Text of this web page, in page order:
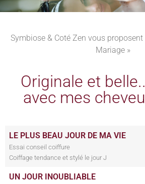
Symbiose & Coté Zen vous
Mariage »
Originale et
avec mes
LE PLUS BEAU JOUR DE MA VIE
Essai conseil coiffure
Coiffage tendance et stylé le jour J
UN JOUR INOUBLIABLE